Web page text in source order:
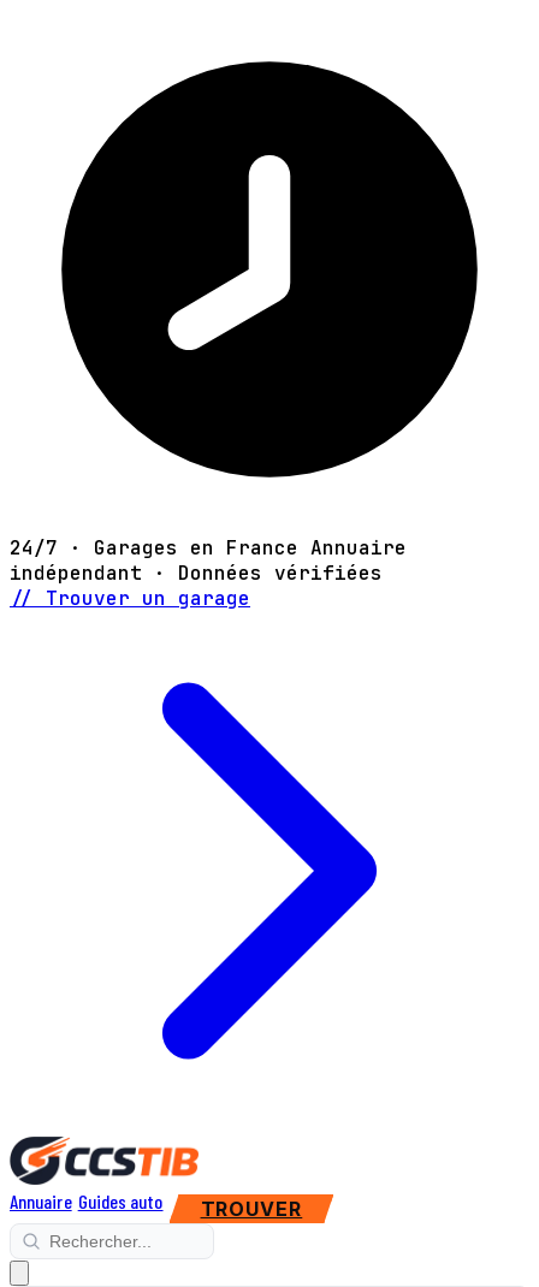
24/7 · Garages en France Annuaire
indépendant · Données vérifiées
// Trouver un garage
Annuaire Guides auto TROUVER